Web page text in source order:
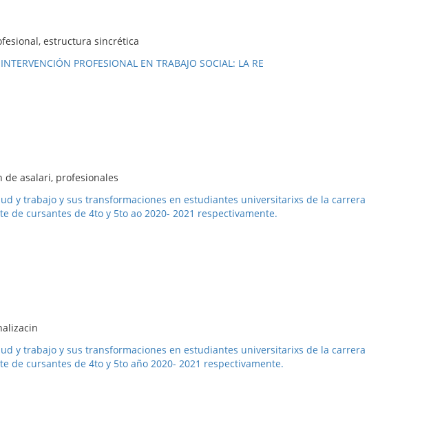
estructura sincrética
PROFESIONAL EN TRABAJO SOCIAL: LA RE
asalari, profesionales
y trabajo y sus transformaciones en estudiantes universitarixs de la carrera
de cursantes de 4to y 5to ao 2020- 2021 respectivamente.
y trabajo y sus transformaciones en estudiantes universitarixs de la carrera
de cursantes de 4to y 5to año 2020- 2021 respectivamente.